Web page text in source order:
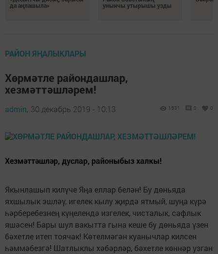
да аңлашыла»
унынчы утырышы узды
РАЙОН ЯҢАЛЫКЛАРЫ
Хөрмәтле райондашлар,
хезмәттәшләрем!
admin, 30 декабрь 2019 - 10:13 1531 0 0
Хезмәттәшләр, дуслар, районыбыз халкы!
Якынлашып килүче Яңа еллар белән! Бу дөньяда
яхшылык эшләү, игелек кылу җирдә ятмый, шуңа күрә
һәрберебезнең күңелендә изгелек, чисталык, сафлык
яшәсен! Бары шул вакытта гына кеше бу дөньяда үзен
бәхетле итеп тоячак! Көтелмәгән куанычлар килсен
һәммәбезгә! Шатлыклы хәбәрләр, бәхетле көннәр узган